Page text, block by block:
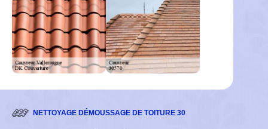
NETTOYAGE DÉMOUSSAGE DE TOITURE 30